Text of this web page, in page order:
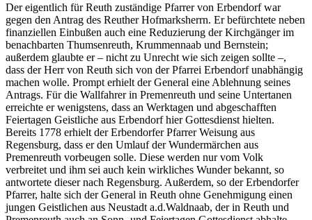
Der eigentlich für Reuth zuständige Pfarrer von Erbendorf war
gegen den Antrag des Reuther Hofmarksherrn. Er befürchtete neben
finanziellen Einbußen auch eine Reduzierung der Kirchgänger im
benachbarten Thumsenreuth, Krummennaab und Bernstein;
außerdem glaubte er – nicht zu Unrecht wie sich zeigen sollte –,
dass der Herr von Reuth sich von der Pfarrei Erbendorf unabhängig
machen wolle. Prompt erhielt der General eine Ablehnung seines
Antrags. Für die Wallfahrer in Premenreuth und seine Untertanen
erreichte er wenigstens, dass an Werktagen und abgeschafften
Feiertagen Geistliche aus Erbendorf hier Gottesdienst hielten.
Bereits 1778 erhielt der Erbendorfer Pfarrer Weisung aus
Regensburg, dass er den Umlauf der Wundermärchen aus
Premenreuth vorbeugen solle. Diese werden nur vom Volk
verbreitet und ihm sei auch kein wirkliches Wunder bekannt, so
antwortete dieser nach Regensburg. Außerdem, so der Erbendorfer
Pfarrer, halte sich der General in Reuth ohne Genehmigung einen
jungen Geistlichen aus Neustadt a.d.Waldnaab, der in Reuth und